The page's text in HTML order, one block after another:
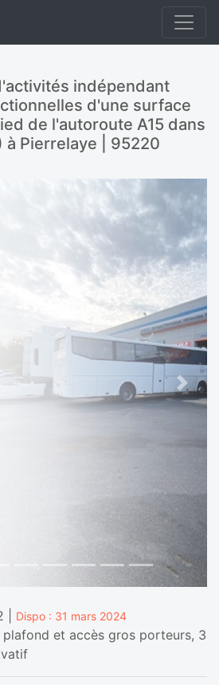
indépendant
d'une surface
de l'autoroute A15 dans
à Pierrelaye | 95220
Next
|
Dispo : 31 mars 2024
plafond et accès gros porteurs, 3